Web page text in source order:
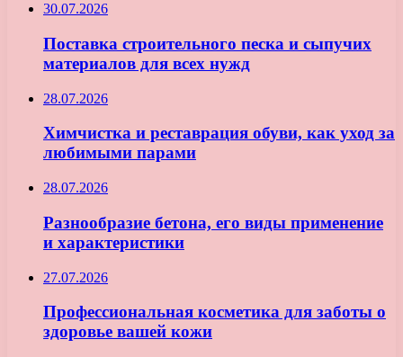
30.07.2026
Поставка строительного песка и сыпучих
материалов для всех нужд
28.07.2026
Химчистка и реставрация обуви, как уход за
любимыми парами
28.07.2026
Разнообразие бетона, его виды применение
и характеристики
27.07.2026
Профессиональная косметика для заботы о
здоровье вашей кожи